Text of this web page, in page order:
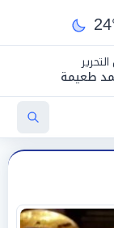
طعيمة